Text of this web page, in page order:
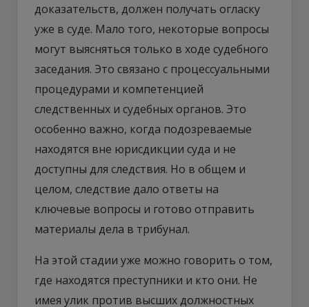
доказательств, должен получать огласку
уже в суде. Мало того, некоторые вопросы
могут выясняться только в ходе судебного
заседания. Это связано с процессуальными
процедурами и компетенцией
следственных и судебных органов. Это
особенно важно, когда подозреваемые
находятся вне юрисдикции суда и не
доступны для следствия. Но в общем и
целом, следствие дало ответы на
ключевые вопросы и готово отправить
материалы дела в трибунал.
На этой стадии уже можно говорить о том,
где находятся преступники и кто они. Не
имея улик против высших должностных